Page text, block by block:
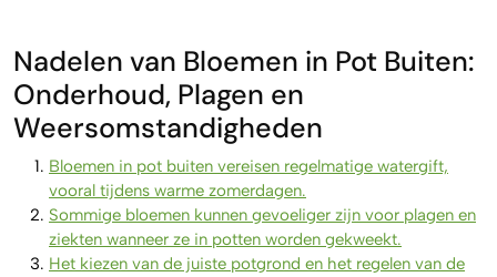
Nadelen van Bloemen in Pot Buiten:
Onderhoud, Plagen en
Weersomstandigheden
Bloemen in pot buiten vereisen regelmatige watergift,
vooral tijdens warme zomerdagen.
Sommige bloemen kunnen gevoeliger zijn voor plagen en
ziekten wanneer ze in potten worden gekweekt.
Het kiezen van de juiste potgrond en het regelen van de